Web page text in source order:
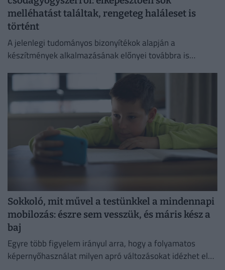
melléhatást találtak, rengeteg haláleset is
történt
A jelenlegi tudományos bizonyítékok alapján a
készítmények alkalmazásának előnyei továbbra is
Sokkoló, mit művel a testünkkel a mindennapi
mobilozás: észre sem vesszük, és máris kész a
baj
Egyre több figyelem irányul arra, hogy a folyamatos
képernyőhasználat milyen apró változásokat idézhet elő